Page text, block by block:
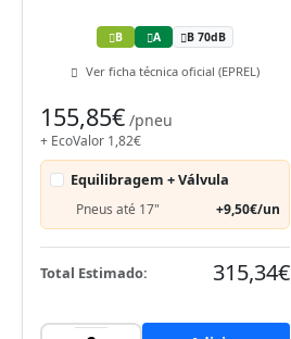
B A B 70dB
Ver ficha técnica oficial (EPREL)
155,85€ /pneu
+ EcoValor 1,82€
Equilibragem + Válvula
Pneus até 17" +9,50€/un
Total Estimado: 315,34€